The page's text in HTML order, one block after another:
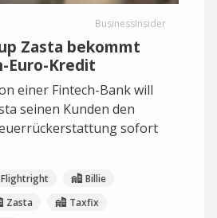
BusinessInsider
Zasta bekommt
Euro-Kredit
einer Fintech-Bank will
seinen Kunden den
sofort
Flightright
Billie
Zasta
Taxfix